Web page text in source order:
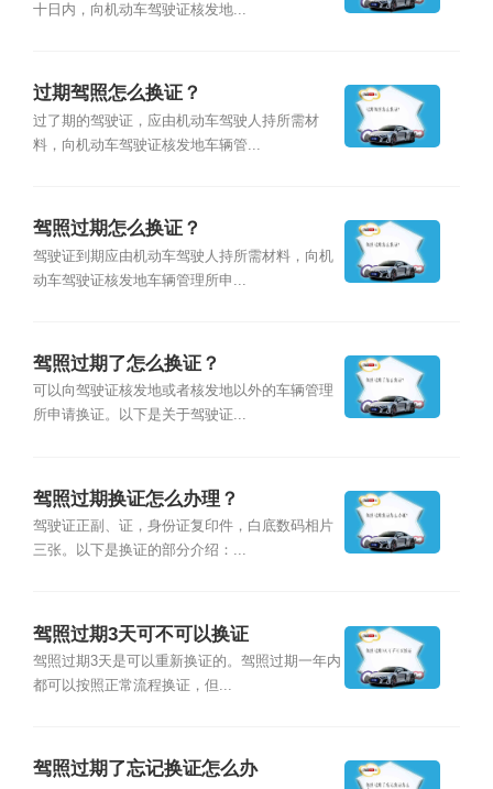
十日内，向机动车驾驶证核发地...
过期驾照怎么换证？
过了期的驾驶证，应由机动车驾驶人持所需材
料，向机动车驾驶证核发地车辆管...
驾照过期怎么换证？
驾驶证到期应由机动车驾驶人持所需材料，向机
动车驾驶证核发地车辆管理所申...
驾照过期了怎么换证？
可以向驾驶证核发地或者核发地以外的车辆管理
所申请换证。以下是关于驾驶证...
驾照过期换证怎么办理？
驾驶证正副、证，身份证复印件，白底数码相片
三张。以下是换证的部分介绍：...
驾照过期3天可不可以换证
驾照过期3天是可以重新换证的。驾照过期一年内
都可以按照正常流程换证，但...
驾照过期了忘记换证怎么办